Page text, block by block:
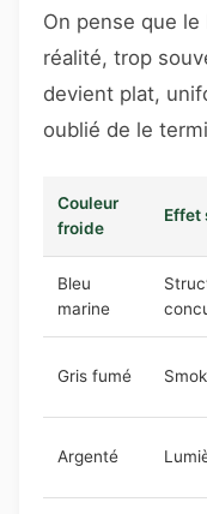
On pense que
réalité, trop
devient plat,
oublié de le
Couleur
froide
Effet
Bleu
marine
Gris fumé
Argenté